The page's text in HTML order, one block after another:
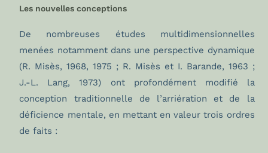
Les nouvelles conceptions
De nombreuses études multidimensionnelles
menées notamment dans une perspective dynamique
(R. Misès, 1968, 1975 ; R. Misès et I. Barande, 1963 ;
J.-L. Lang, 1973) ont profondément modifié la
conception traditionnelle de l’arriération et de la
déficience mentale, en mettant en valeur trois ordres
de faits :